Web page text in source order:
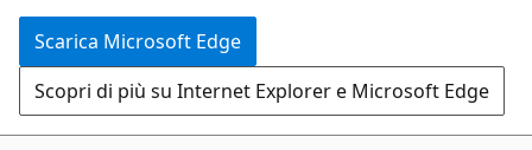
Scarica Microsoft Edge
Scopri di più su Internet Explorer e Microsoft Edge